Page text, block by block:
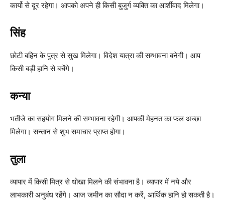
कार्यो से दूर रहेगा। आपको अपने ही किसी बुजुर्ग व्यक्ति का आर्शीवाद मिलेगा।
सिंह
छोटी बहिन के पुत्र से सुख मिलेगा। विदेश यात्रा की सम्भावना बनेगी। आप
किसी बड़ी हानि से बचेंगे।
कन्या
भतीजे का सहयोग मिलने की सम्भावना रहेगी। आपकी मेहनत का फल अच्छा
मिलेगा। सन्तान से शुभ समाचार प्राप्त होगा।
तुला
व्यापार में किसी मित्र से धोखा मिलने की संभावना है। व्यापार में नये और
लाभकारी अनुबंध रहेंगे। आज जमीन का सौदा न करें, आर्थिक हानि हो सकती है।